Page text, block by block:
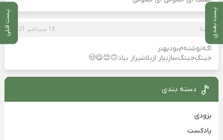
پست بعدی پست قبلی یسنا 18 سپتامبر 2021
‌اگه‌نوشته‌م‌بود‌بهتر‌
جینگ‌جینگ‌ساز‌بیار ازبلا‌شیراز ‌بیاد🙃😊😋🤠
دسته بندی
بزودی
پادکست